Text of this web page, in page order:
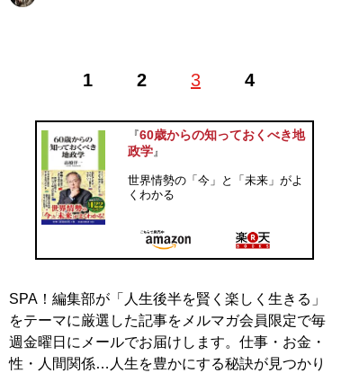
1 2 3 4
創造学部教授、株式会社政策工房代表取締役会長。東京
究)。1980年に大蔵省(現・財務省)入省。大蔵省理財局資
金企画室長、プリンストン大学客員研究員、内閣府参事
官(経済財政諮問会議特命室)、内閣参事官(内閣総務官
室)等を歴任。小泉内閣・第一次安倍内閣ではブレーンと
して活躍。「霞が関埋蔵金」の公表や「ふるさと納税」
「ねんきん定期便」などの政策を提案。2008年退官。菅
義偉内閣では内閣官房参与を務めた。『さらば財務省!』
ベストセラー多数。YouTube「髙橋洋一チャンネル」の
登録者数は123万人を超える。
記事一覧へ
『60歳からの知っておくべき地
政学』
世界情勢の「今」と「未来」がよ
くわかる
SPA！編集部が「人生後半を賢く楽しく生きる」
をテーマに厳選した記事をメルマガ会員限定で毎
週金曜日にメールでお届けします。仕事・お金・
性・人間関係…人生を豊かにする秘訣が見つかり